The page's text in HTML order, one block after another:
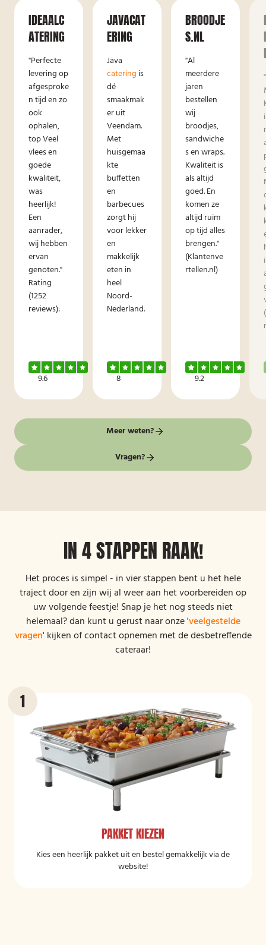
IDEAALC
ATERING
"Perfecte
levering op
afgesproke
n tijd en zo
ook
ophalen,
top Veel
vlees en
goede
kwaliteit,
was
heerlijk!
Een
aanrader,
wij hebben
ervan
genoten."
Rating
(1252
reviews):
9.6
JAVACAT
ERING
Java
catering is
dé
smaakmak
er uit
Veendam.
Met
huisgemaa
kte
buffetten
en
barbecues
zorgt hij
voor lekker
en
makkelijk
eten in
heel
Noord-
Nederland.
8
BROODJE
S.NL
"Al
meerdere
jaren
bestellen
wij
broodjes,
sandwiche
s en wraps.
Kwaliteit is
als altijd
goed. En
komen ze
altijd ruim
op tijd alles
brengen."
(Klantenve
rtellen.nl)
9.2
Meer weten?
Vragen?
IN 4 STAPPEN RAAK!
Het proces is simpel - in vier stappen bent u het hele
traject door en zijn wij al weer aan het voorbereiden op
uw volgende feestje! Snap je het nog steeds niet
helemaal? dan kunt u gerust naar onze 'veelgestelde
vragen' kijken of contact opnemen met de desbetreffende
cateraar!
PAKKET KIEZEN
Kies een heerlijk pakket uit en bestel gemakkelijk via de
website!